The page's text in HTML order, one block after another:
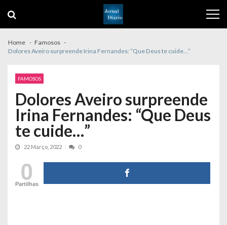
navigation
content
Home
Famosos
Dolores Aveiro surpreende Irina Fernandes: “Que Deus te cuide…”
FAMOSOS
Dolores Aveiro surpreende
Irina Fernandes: “Que Deus
te cuide…”
22 Março, 2022 0
0
Partilhas